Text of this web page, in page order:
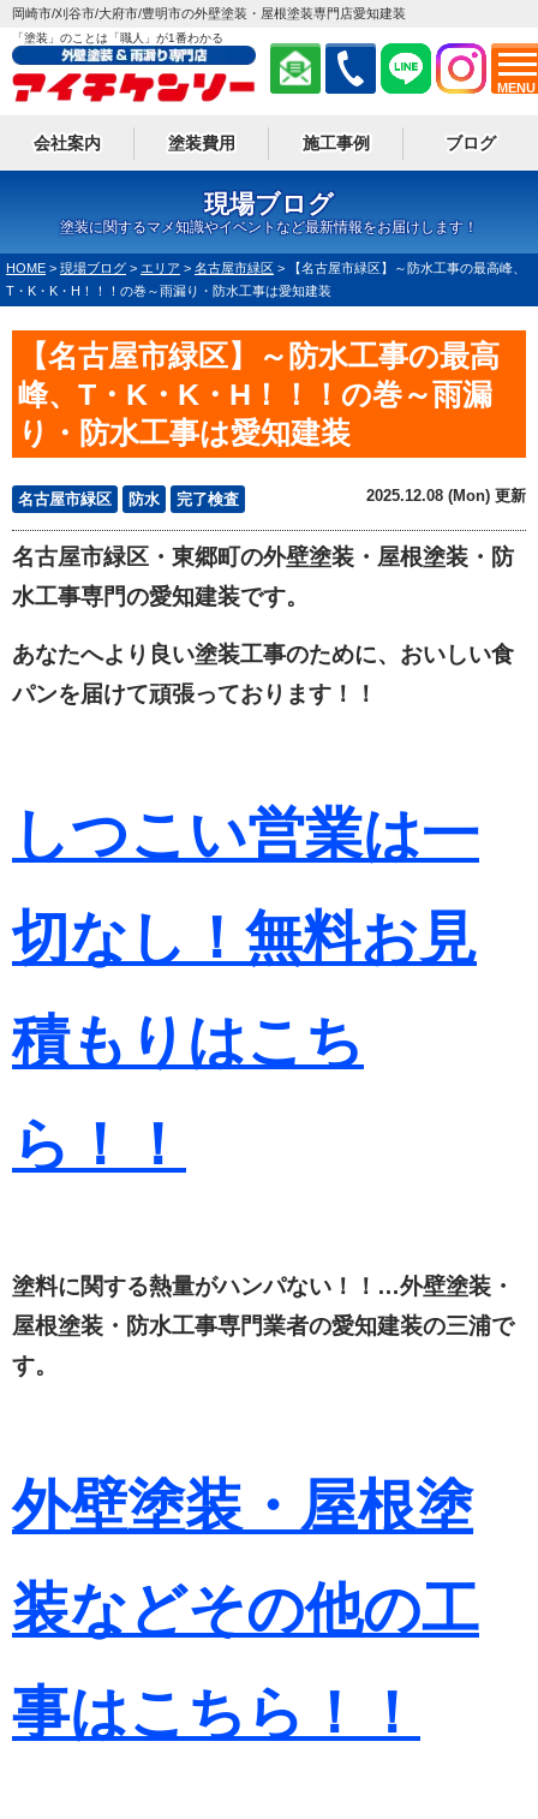
MENU
岡崎市/刈谷市/大府市/豊明市の外壁塗装・屋根塗装専門店愛知建装
「塗装」のことは「職人」が1番わかる
会社案内 塗装費用 施工事例 ブログ
現場ブログ
塗装に関するマメ知識やイベントなど最新情報をお届けします！
HOME > 現場ブログ > エリア > 名古屋市緑区 >
【名古屋市緑区】～防水工事の最高峰、
T・K・K・H！！！の巻～雨漏り・防水工事は愛知建装
【名古屋市緑区】～防水工事の最高
峰、T・K・K・H！！！の巻～雨漏
り・防水工事は愛知建装
名古屋市緑区 防水 完了検査 2025.12.08 (Mon) 更新
名古屋市緑区・東郷町の外壁塗装・屋根塗装・防
水工事専門の愛知建装です。
あなたへより良い塗装工事のために、おいしい食
パンを届けて頑張っております！！
しつこい営業は一
切なし！無料お見
積もりはこち
ら！！
塗料に関する熱量がハンパない！！…外壁塗装・
屋根塗装・防水工事専門業者の愛知建装の三浦で
す。
外壁塗装・屋根塗
装などその他の工
事はこちら！！